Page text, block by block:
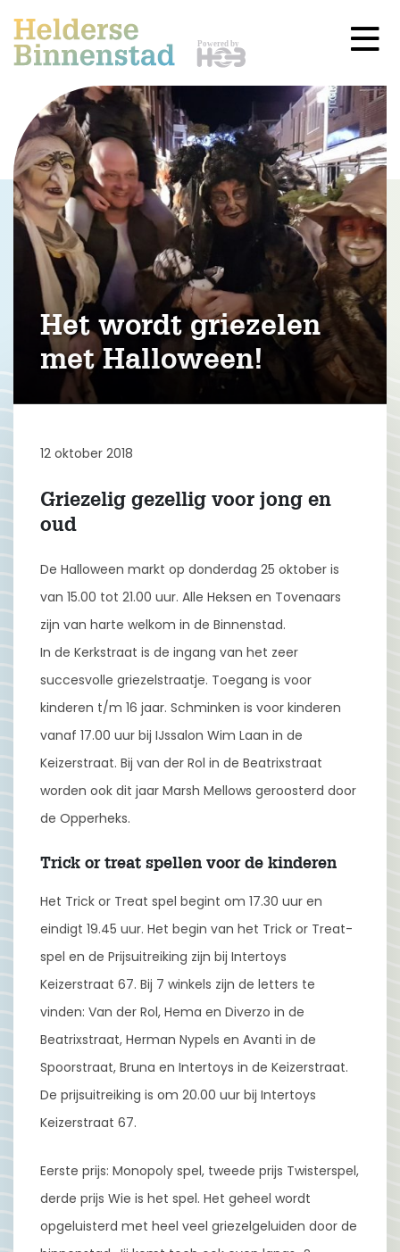
Het wordt griezelen
met Halloween!
12 oktober 2018
Griezelig gezellig voor jong en
oud
De Halloween markt op donderdag 25 oktober is
van 15.00 tot 21.00 uur. Alle Heksen en Tovenaars
zijn van harte welkom in de Binnenstad.
In de Kerkstraat is de ingang van het zeer
succesvolle griezelstraatje. Toegang is voor
kinderen t/m 16 jaar. Schminken is voor kinderen
vanaf 17.00 uur bij IJssalon Wim Laan in de
Keizerstraat. Bij van der Rol in de Beatrixstraat
worden ook dit jaar Marsh Mellows geroosterd door
de Opperheks.
Trick or treat spellen voor de kinderen
Het Trick or Treat spel begint om 17.30 uur en
eindigt 19.45 uur. Het begin van het Trick or Treat-
spel en de Prijsuitreiking zijn bij Intertoys
Keizerstraat 67. Bij 7 winkels zijn de letters te
vinden: Van der Rol, Hema en Diverzo in de
Beatrixstraat, Herman Nypels en Avanti in de
Spoorstraat, Bruna en Intertoys in de Keizerstraat.
De prijsuitreiking is om 20.00 uur bij Intertoys
Keizerstraat 67.
Eerste prijs: Monopoly spel, tweede prijs Twisterspel,
derde prijs Wie is het spel. Het geheel wordt
opgeluisterd met heel veel griezelgeluiden door de